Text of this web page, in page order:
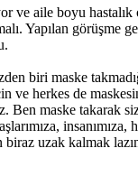
ve aile boyu
Yapılan görüşme
biri maske
ve herkes de
Ben maske
biraz uzak kalmak